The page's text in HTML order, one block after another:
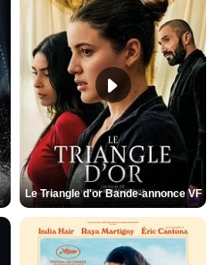
Le Triangle d'or Bande-annonce VF